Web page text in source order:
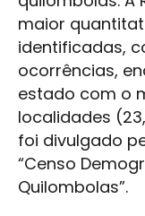
maior
identificadas,
ocorrências,
estado com o
localidades
foi divulgado
“Censo
Quilombolas”.